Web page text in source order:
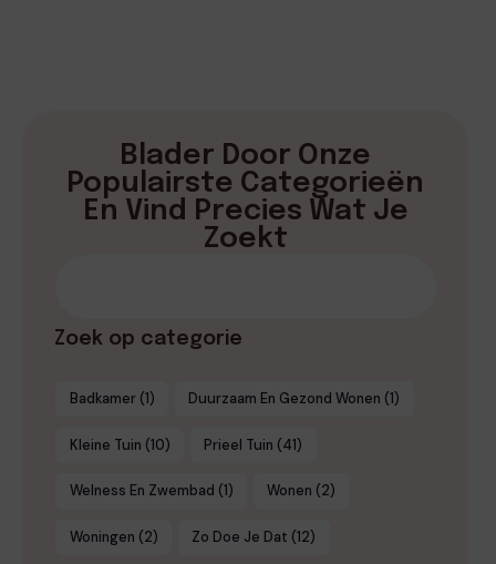
Blader Door Onze
Populairste Categorieën
En Vind Precies Wat Je
Zoekt
Zoek op categorie
Badkamer(1) Duurzaam En Gezond Wonen (1)
Kleine Tuin (10) Prieel Tuin (41)
Welness En Zwembad (1) Wonen (2)
Woningen (2) Zo Doe Je Dat (12)